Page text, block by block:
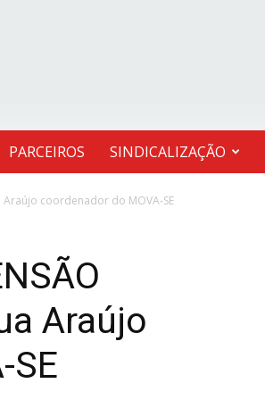
PARCEIROS SINDICALIZAÇÃO
Araújo coordenador do MOVA-SE
Araújo
SE